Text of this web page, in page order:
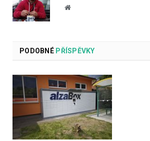
Website
PODOBNÉPŘÍSPĚVKY